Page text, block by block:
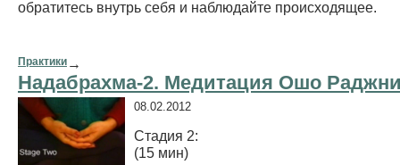
обратитесь внутрь себя и наблюдайте происходящее.
Практики →
Надабрахма-2. Медитация Ошо
08.02.2012
Стадия 2:
(15 мин)